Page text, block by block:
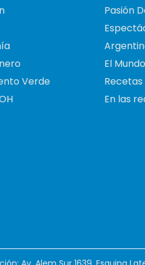
Verde
Pasión
El Mundo
Recetas
En las